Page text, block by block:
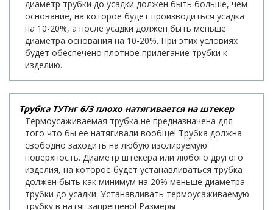
диаметр трубки до усадки должен быть больше, чем
основание, на которое будет производиться усадка
на 10-20%, а после усадки должен быть меньше
диаметра основания на 10-20%. При этих условиях
будет обеспечено плотное прилегание трубки к
изделию.
Трубка ТУТнг 6/3 плохо натягивается на штекер
Термоусаживаемая трубка не предназначена для
того что бы ее натягивали вообще! Трубка должна
свободно заходить на любую изолируемую
поверхность. Диаметр штекера или любого другого
изделия, на которое будет устанавливаться трубка
должен быть как минимум на 20% меньше диаметра
трубки до усадки. Устанавливать термоусаживаемую
трубку в натяг запрещено! Размеры